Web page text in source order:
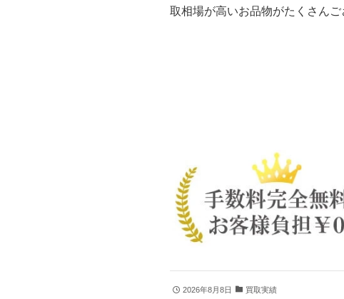
取相場が高いお品物がたくさん
2026年8月8日 買取実績